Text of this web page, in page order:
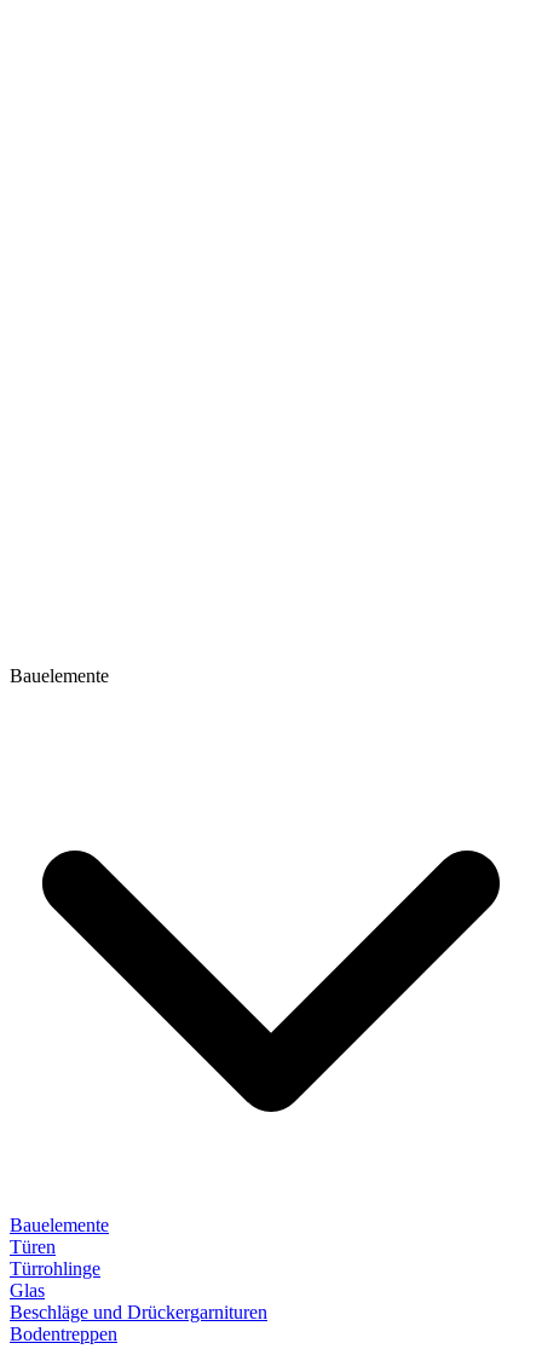
Bauelemente
Bauelemente
Türen
Türrohlinge
Glas
Beschläge und Drückergarnituren
Bodentreppen